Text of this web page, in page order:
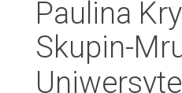
Paulina
Skupin-